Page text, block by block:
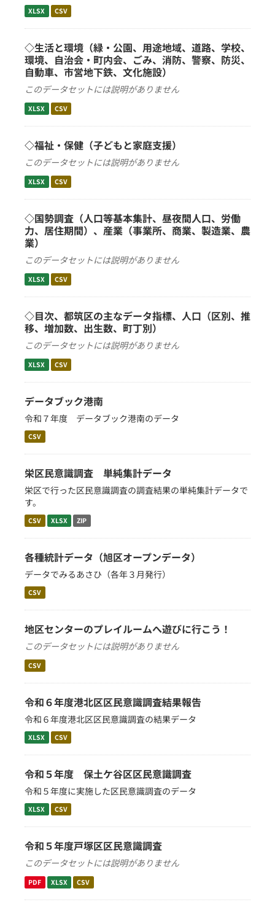
XLSX CSV
◇生活と環境（緑・公園、用途地域、道路、学校、
環境、自治会・町内会、ごみ、消防、警察、防災、
自動車、市営地下鉄、文化施設）
このデータセットには説明がありません
XLSX CSV
◇福祉・保健（子どもと家庭支援）
このデータセットには説明がありません
XLSX CSV
◇国勢調査（人口等基本集計、昼夜間人口、労働
力、居住期間）、産業（事業所、商業、製造業、農
業）
このデータセットには説明がありません
XLSX CSV
◇目次、都筑区の主なデータ指標、人口（区別、推
移、増加数、出生数、町丁別）
このデータセットには説明がありません
XLSX CSV
データブック港南
令和７年度 データブック港南のデータ
CSV
栄区民意識調査 単純集計データ
栄区で行った区民意識調査の調査結果の単純集計データで
す。
CSV XLSX ZIP
各種統計データ（旭区オープンデータ）
データでみるあさひ（各年３月発行）
CSV
地区センターのプレイルームへ遊びに行こう！
このデータセットには説明がありません
CSV
令和６年度港北区区民意識調査結果報告
令和６年度港北区区民意識調査の結果データ
XLSX CSV
令和５年度 保土ケ谷区区民意識調査
令和５年度に実施した区民意識調査のデータ
XLSX CSV
令和５年度戸塚区区民意識調査
このデータセットには説明がありません
PDF XLSX CSV